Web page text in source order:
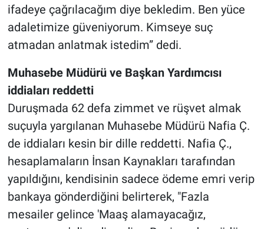
ifadeye çağrılacağım diye bekledim. Ben yüce
adaletimize güveniyorum. Kimseye suç
atmadan anlatmak istedim” dedi.
Muhasebe Müdürü ve Başkan Yardımcısı
iddiaları reddetti
Duruşmada 62 defa zimmet ve rüşvet almak
suçuyla yargılanan Muhasebe Müdürü Nafia Ç.
de iddiaları kesin bir dille reddetti. Nafia Ç.,
hesaplamaların İnsan Kaynakları tarafından
yapıldığını, kendisinin sadece ödeme emri verip
bankaya gönderdiğini belirterek, "Fazla
mesailer gelince 'Maaş alamayacağız,